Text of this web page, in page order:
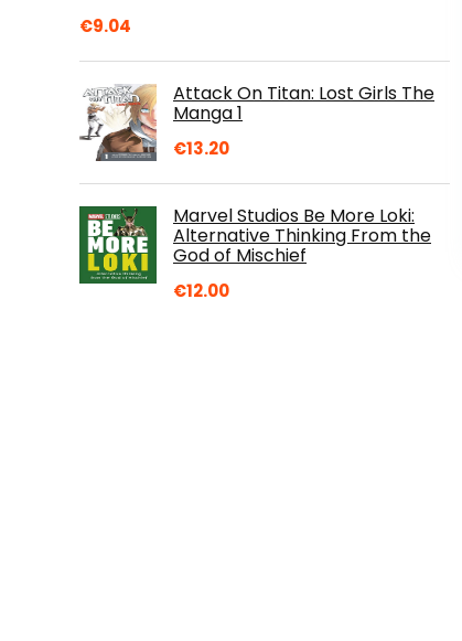
€9.04
Attack On Titan: Lost Girls The
Manga 1
€13.20
Marvel Studios Be More Loki:
Alternative Thinking From the
God of Mischief
€12.00